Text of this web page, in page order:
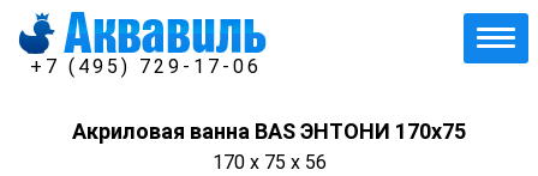
+7 (495) 729-17-06
Акриловая ванна BAS ЭНТОНИ 170х75
170 x 75 x 56